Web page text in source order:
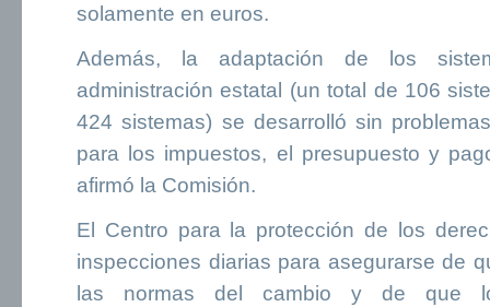
solamente en euros.
Además, la adaptación de los
administración estatal (un total de 106
424 sistemas) se desarrolló sin
para los impuestos, el presupuesto y
afirmó la Comisión.
El Centro para la protección de los
inspecciones diarias para asegurarse de
las normas del cambio y de que